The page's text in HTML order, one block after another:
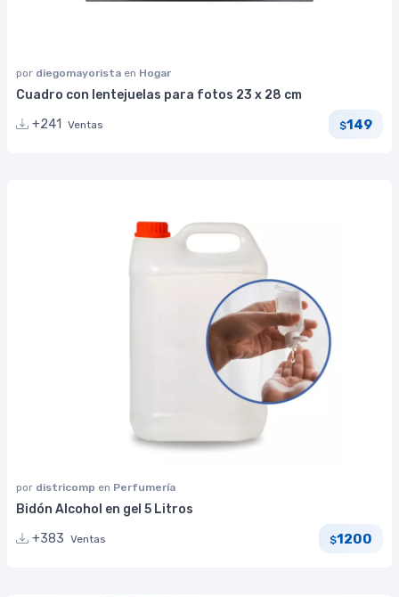
por diegomayorista en Hogar
Cuadro con lentejuelas para fotos 23 x 28 cm
+241
Ventas $149
por districomp en Perfumería
Bidón Alcohol en gel 5 Litros
+383 Ventas $1200